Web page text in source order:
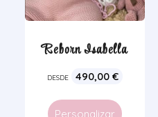
Reborn Isabella
DESDE 490,00 €
Personalizar